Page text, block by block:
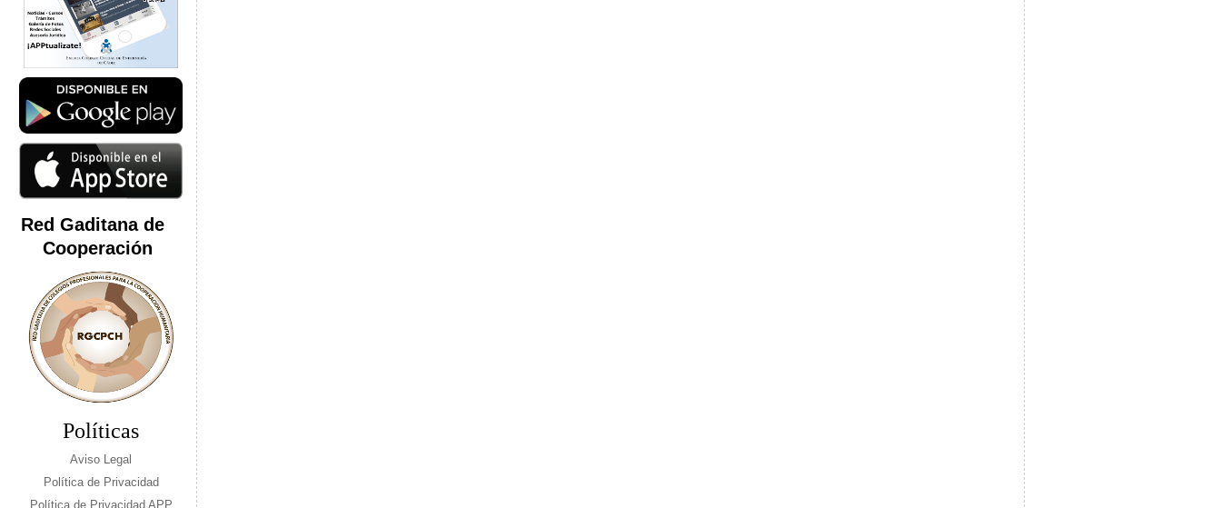
Red Gaditana de
Cooperación
Políticas
Aviso Legal
Política de Privacidad
Política de Privacidad APP